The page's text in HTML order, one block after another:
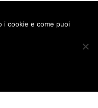
Succ
i cookie e come puoi